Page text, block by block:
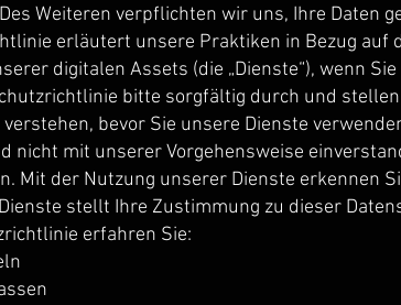
Weiteren verpflichten wir uns, Ihre Daten
erläutert unsere Praktiken in Bezug auf
digitalen Assets (die „Dienste“), wenn
bitte sorgfältig durch und
bevor Sie unsere Dienste
nicht mit unserer Vorgehensweise
Mit der Nutzung unserer Dienste erkennen
stellt Ihre Zustimmung zu dieser
erfahren Sie: